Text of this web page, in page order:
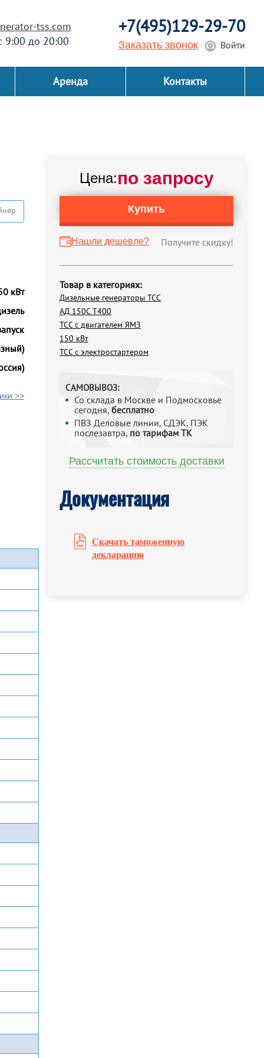
tss.com
9:00 до 20:00
+7(495)129-29-70
Заказать звонок Войти
Аренда Контакты
Цена:по запросу
Купить
Нашли дешевле? Получите скидку!
Товар в категориях:
Дизельные генераторы ТСС
АД 150С Т400
ТСС с двигателем ЯМЗ
150 кВт
ТСС с электростартером
САМОВЫВОЗ:
Со склада в Москве и Подмосковье
сегодня, бесплатно
ПВЗ Деловые линии, СДЭК, ПЭК
послезавтра, по тарифам ТК
Рассчитать стоимость доставки
Документация
Скачать таможенную
декларацию
кВт
>>